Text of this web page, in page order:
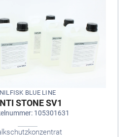
NILFISK BLUE LINE
STONE SV1
105301631